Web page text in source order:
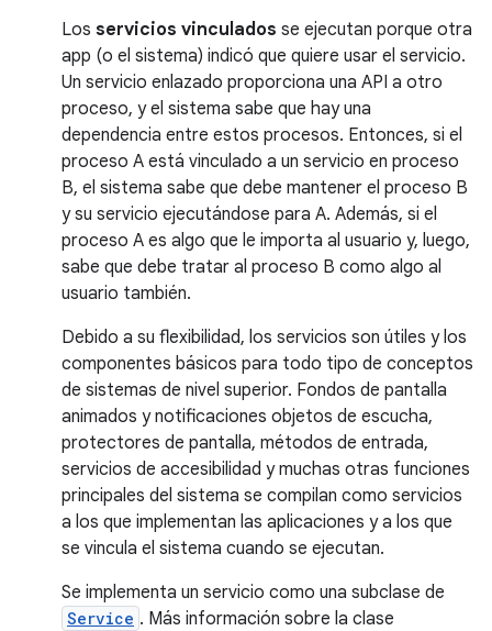
Los servicios vinculados se ejecutan porque otra
app (o el sistema) indicó que quiere usar el servicio.
Un servicio enlazado proporciona una API a otro
proceso, y el sistema sabe que hay una
dependencia entre estos procesos. Entonces, si el
proceso A está vinculado a un servicio en proceso
B, el sistema sabe que debe mantener el proceso B
y su servicio ejecutándose para A. Además, si el
proceso A es algo que le importa al usuario y, luego,
sabe que debe tratar al proceso B como algo al
usuario también.
Debido a su flexibilidad, los servicios son útiles y los
componentes básicos para todo tipo de conceptos
de sistemas de nivel superior. Fondos de pantalla
animados y notificaciones objetos de escucha,
protectores de pantalla, métodos de entrada,
servicios de accesibilidad y muchas otras funciones
principales del sistema se compilan como servicios
a los que implementan las aplicaciones y a los que
se vincula el sistema cuando se ejecutan.
Se implementa un servicio como una subclase de
Service . Más información sobre la clase